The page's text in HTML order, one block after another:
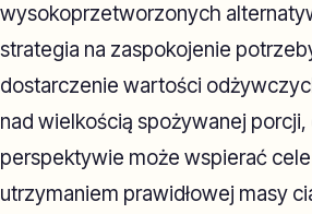
wysokoprzetworzonych
strategia na zaspokojenie
dostarczenie wartości
nad wielkością spożywanej porcji,
perspektywie może wspierać
utrzymaniem prawidłowej masy